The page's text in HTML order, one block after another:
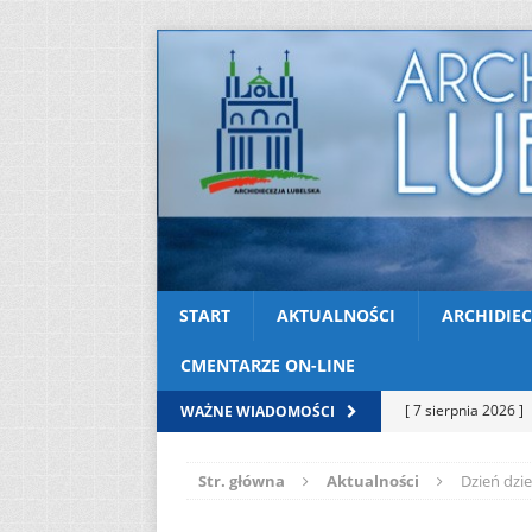
START AKTUALNOŚCI
CMENTARZE ON-LINE
WAŻNE WIADOMOŚCI [ 7 sierpnia 2026 ]
[ 7 sierpnia 2026 ]
Str. główna Aktualności Dzień